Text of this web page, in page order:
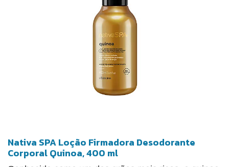
Nativa SPA Loção Firmadora Desodorante
Corporal Quinoa, 400 ml